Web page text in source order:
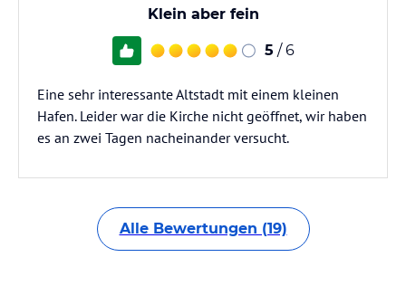
Klein aber fein
5 / 6
Eine sehr interessante Altstadt mit einem kleinen
Hafen. Leider war die Kirche nicht geöffnet, wir haben
es an zwei Tagen nacheinander versucht.
Alle Bewertungen (19)